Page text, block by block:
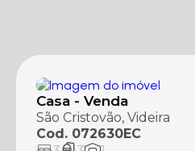
Casa - Venda
São Cristovão, Videira
Cod. 072630EC